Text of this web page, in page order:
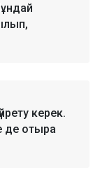
керек.
де отыра